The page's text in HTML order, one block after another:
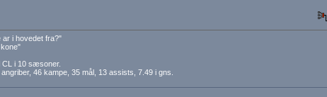
ar i hovedet fra?"
CL i 10 sæsoner.
46 kampe, 35 mål, 13 assists, 7.49 i gns.